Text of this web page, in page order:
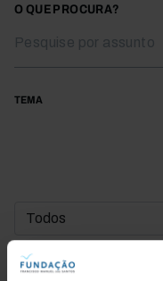
O QUE PROCURA?
TEMA
DATA DE INÍCIO